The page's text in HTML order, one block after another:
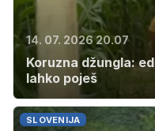
14. 07. 2026 20.07
Koruzna džungla:
lahko poješ
SLOVENIJA